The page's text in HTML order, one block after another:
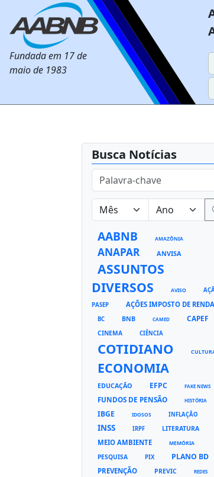
Fundada em 17 de
maio de 1983
Busca Notícias
AABNB AMAZÔNIA
ANAPAR ANVISA
ASSUNTOS
DIVERSOS
AVISO
PASEP
AÇÕES IMPOSTO DE RENDA
BC BNB CAMED CAPEF
CINEMA CIÊNCIA
COTIDIANO
ECONOMIA
EDUCAÇÃO EFPC FAKE NEWS
FUNDOS DE PENSÃO HISTÓRIA
IBGE IDOSOS INFLAÇÃO
INSS IRPF LITERATURA
MEIO AMBIENTE MEMÓRIA
PESQUISA PIX PLANO BD
PREVENÇÃO PREVIC REDES